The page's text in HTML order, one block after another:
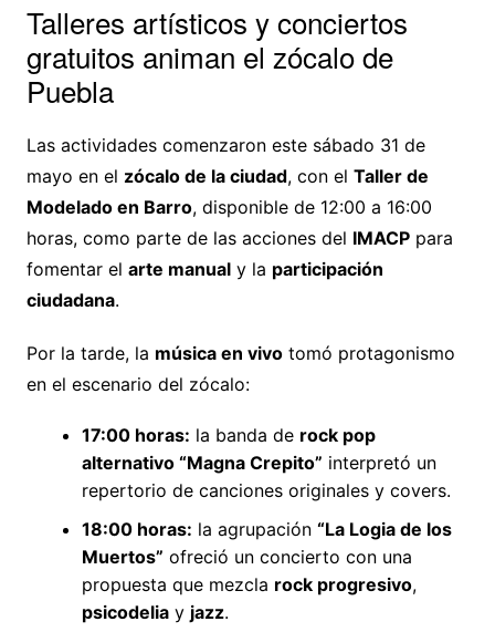
Talleres artísticos y conciertos
gratuitos animan el zócalo de
Puebla
Las actividades comenzaron este sábado 31 de
mayo en el zócalo de la ciudad, con el Taller de
Modelado en Barro, disponible de 12:00 a 16:00
horas, como parte de las acciones del IMACPpara
fomentar el arte manualy la participación
ciudadana.
Por la tarde, la música en vivotomó protagonismo
en el escenario del zócalo:
17:00 horas: la banda de rock pop
alternativo “Magna Crepito” interpretó un
repertorio de canciones originales y covers.
18:00 horas: la agrupación “La Logia de los
Muertos” ofreció un concierto con una
propuesta que mezcla rock progresivo,
psicodeliay jazz.